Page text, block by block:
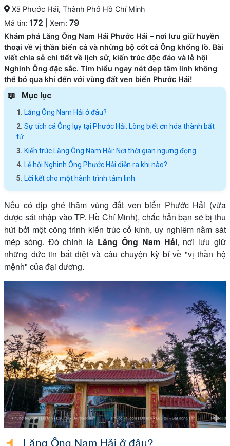
Xã Phước Hải, Thành Phố Hồ Chí Minh
Mã tin: 172 | Xem: 79
Khám phá Lăng Ông Nam Hải Phước Hải – nơi lưu giữ huyền
thoại về vị thần biển cả và những bộ cốt cá Ông khổng lồ. Bài
viết chia sẻ chi tiết về lịch sử, kiến trúc độc đáo và lễ hội
Nghinh Ông đặc sắc. Tìm hiểu ngay nét đẹp tâm linh không
thể bỏ qua khi đến với vùng đất ven biển Phước Hải!
Mục lục
Lăng Ông Nam Hải ở đâu?
Sự tích cá Ông lụy tại Phước Hải: Lòng biết ơn hóa thành bất
tử
Kiến trúc Lăng Ông Nam Hải: Nơi thời gian ngưng đọng
Lễ hội Nghinh Ông Phước Hải diễn ra khi nào?
Lời kết cho một hành trình tâm linh
Nếu có dịp ghé thăm vùng đất ven biển Phước Hải (vừa
được sát nhập vào TP. Hồ Chí Minh), chắc hẳn bạn sẽ bị thu
hút bởi một công trình kiến trúc cổ kính, uy nghiêm nằm sát
mép sóng. Đó chính là Lăng Ông Nam Hải, nơi lưu giữ
những đức tin bất diệt và câu chuyện kỳ bí về "vị thần hộ
mệnh" của đại dương.
Lăng Ông Nam Hải ở đâu?